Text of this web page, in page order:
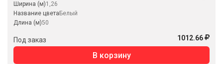
Ширина (м)1,26
Название цвета Белый
Длина (м)50
Под заказ 1012.66
В корзину